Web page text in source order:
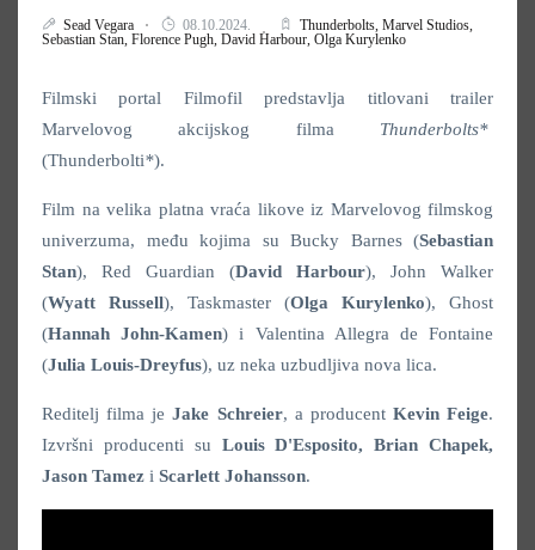
Sead Vegara 08.10.2024. Thunderbolts, Marvel Studios,
Sebastian Stan, Florence Pugh, David Harbour, Olga Kurylenko
Filmski portal Filmofil predstavlja titlovani trailer
Marvelovog akcijskog filma Thunderbolts*
(Thunderbolti*).
Film na velika platna vraća likove iz Marvelovog filmskog
univerzuma, među kojima su Bucky Barnes (Sebastian
Stan), Red Guardian (David Harbour), John Walker
(Wyatt Russell), Taskmaster (Olga Kurylenko), Ghost
(Hannah John-Kamen) i Valentina Allegra de Fontaine
(Julia Louis-Dreyfus), uz neka uzbudljiva nova lica.
Reditelj filma jeJake Schreier, a producent Kevin Feige.
Izvršni producenti su Louis D'Esposito, Brian Chapek,
Jason Tamez i Scarlett Johansson.